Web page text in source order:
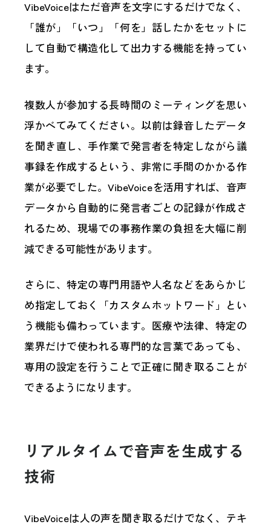
VibeVoiceはただ音声を文字にするだけでなく、
「誰が」「いつ」「何を」話したかをセットに
して自動で構造化して出力する機能を持ってい
ます。
複数人が参加する長時間のミーティングを思い
浮かべてみてください。以前は録音したデータ
を聞き直し、手作業で発言者を特定しながら議
事録を作成するという、非常に手間のかかる作
業が必要でした。VibeVoiceを活用すれば、音声
データから自動的に発言者ごとの記録が作成さ
れるため、現場での事務作業の負担を大幅に削
減できる可能性があります。
さらに、特定の専門用語や人名などをあらかじ
め指定しておく「カスタムホットワード」とい
う機能も備わっています。医療や法律、特定の
業界だけで使われる専門的な言葉であっても、
専用の設定を行うことで正確に聞き取ることが
できるようになります。
リアルタイムで音声を生成する
技術
VibeVoiceは人の声を聞き取るだけでなく、テキ